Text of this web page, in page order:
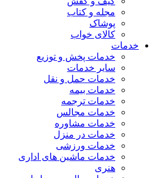
مجله و کتاب
پوشاک
کالای خواب
خدمات
خدمات پخش و توزیع
سایر خدمات
خدمات حمل و نقل
خدمات بیمه
خدمات ترجمه
خدمات مجالس
خدمات مشاوره
خدمات در منزل
خدمات ورزشی
خدمات ماشین های اداری
هنری